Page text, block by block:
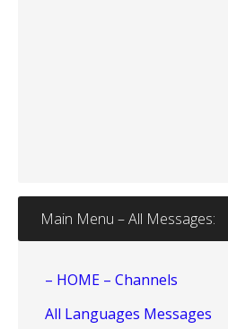
Main Menu – All Messages:
– HOME – Channels
All Languages Messages